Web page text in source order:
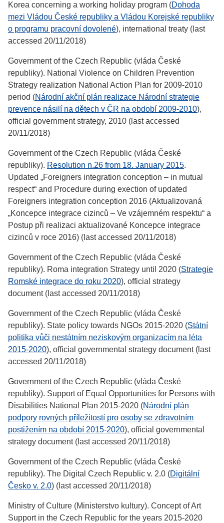
Korea concerning a working holiday program (Dohoda
mezi Vládou České republiky a Vládou Korejské republiky
o programu pracovní dovolené), international treaty (last
accessed 20/11/2018)
Government of the Czech Republic (vláda České
republiky). National Violence on Children Prevention
Strategy realization National Action Plan for 2009-2010
period (Národní akční plán realizace Národní strategie
prevence násilí na dětech v ČR na období 2009-2010),
official government strategy, 2010 (last accessed
20/11/2018)
Government of the Czech Republic (vláda České
republiky). Resolution n.26 from 18. January 2015.
Updated „Foreigners integration conception – in mutual
respect“ and Procedure during exection of updated
Foreigners integration conception 2016 (Aktualizovaná
„Koncepce integrace cizinců – Ve vzájemném respektu“ a
Postup při realizaci aktualizované Koncepce integrace
cizinců v roce 2016) (last accessed 20/11/2018)
Government of the Czech Republic (vláda České
republiky). Roma integration Strategy until 2020 (Strategie
Romské integrace do roku 2020), official strategy
document (last accessed 20/11/2018)
Government of the Czech Republic (vláda České
republiky). State policy towards NGOs 2015-2020 (Státní
politika vůči nestátním neziskovým organizacím na léta
2015-2020), official governmental strategy document (last
accessed 20/11/2018)
Government of the Czech Republic (vláda České
republiky). Support of Equal Opportunities for Persons with
Disabilities National Plan 2015-2020 (Národní plán
podpory rovných příležitostí pro osoby se zdravotním
postižením na období 2015-2020), official governmental
strategy document (last accessed 20/11/2018)
Government of the Czech Republic (vláda České
republiky). The Digital Czech Republic v. 2.0 (Digitální
Česko v. 2.0) (last accessed 20/11/2018)
Ministry of Culture (Ministerstvo kultury). Concept of Art
Support in the Czech Republic for the years 2015-2020